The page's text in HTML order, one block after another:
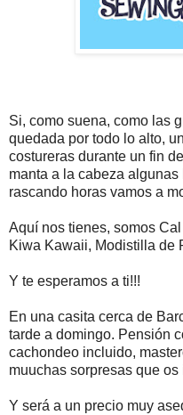
Si, como suena, como las
quedada por todo lo alto,
costureras durante un fin
manta a la cabeza
rascando horas vamos a
Aquí nos tienes, somos
Kiwa Kawaii, Modistilla de
Y te esperamos a ti!!!
En una casita cerca de
tarde a domingo. Pensión
cachondeo incluido,
muuchas sorpresas que
Y será a un precio muy